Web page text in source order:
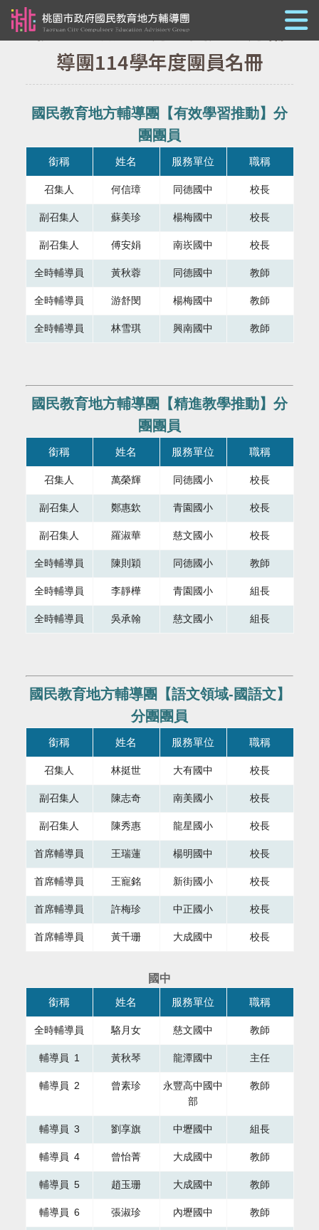
跳到主要內容
桃園市政府教育局國民教育輔
導團114學年度團員名冊
國民教育地方輔導團【有效學習推動】分
團團員
本表格為組織成員，共有四個直欄，第一直欄銜稱，第二直
銜稱 姓名 服務單位 職稱
召集人 何信璋 同德國中 校長
副召集人 蘇美珍 楊梅國中 校長
副召集人 傅安娟 南崁國中 校長
全時輔導員 黃秋蓉 同德國中 教師
全時輔導員 游舒閔 楊梅國中 教師
全時輔導員 林雪琪 興南國中 教師
國民教育地方輔導團【精進教學推動】分
團團員
本表格為組織成員，共有四個直欄，第一直欄銜稱，第二直
銜稱 姓名 服務單位 職稱
召集人 萬榮輝 同德國小 校長
副召集人 鄭惠欽 青園國小 校長
副召集人 羅淑華 慈文國小 校長
全時輔導員 陳則穎 同德國小 教師
全時輔導員 李靜樺 青園國小 組長
全時輔導員 吳承翰 慈文國小 組長
國民教育地方輔導團【語文領域-國語文】
分團團員
本表格為組織成員，共有四個直欄，第一直欄銜稱，第二直
銜稱 姓名 服務單位 職稱
召集人 林挺世 大有國中 校長
副召集人 陳志奇 南美國小 校長
副召集人 陳秀惠 龍星國小 校長
首席輔導員 王瑞蓮 楊明國中 校長
首席輔導員 王寵銘 新街國小 校長
首席輔導員 許梅珍 中正國小 校長
首席輔導員 黃千珊 大成國中 校長
國中
本表格為組織成員，共有四個直欄，第一直欄銜稱，第二直
銜稱 姓名 服務單位 職稱
全時輔導員 駱月女 慈文國中 教師
輔導員 1 黃秋琴 龍潭國中 主任
輔導員 2 曾素珍
永豐高中國中
部
教師
輔導員 3 劉享旗 中壢國中 組長
輔導員 4 曾怡菁 大成國中 教師
輔導員 5 趙玉珊 大成國中 教師
輔導員 6 張淑珍 內壢國中 教師